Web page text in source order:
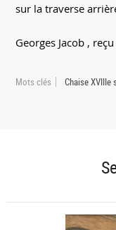
sur la traverse
Georges Jacob ,
Mots clés Chaise XVIIIe